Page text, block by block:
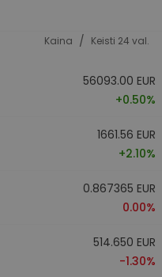
Kaina / Keisti 24 val.
56093.00 EUR
+0.50%
1661.56 EUR
+2.10%
0.867365 EUR
0.00%
514.650 EUR
-1.30%